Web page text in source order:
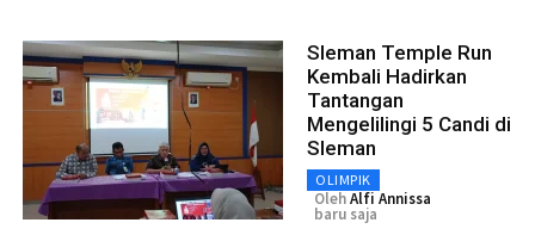
Sleman Temple Run
Kembali Hadirkan
Tantangan
Mengelilingi 5 Candi di
Sleman
OLIMPIK
OlehAlfi Annissa
baru saja